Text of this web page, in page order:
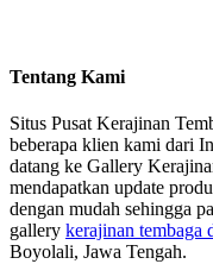
Tentang Kami
Situs Pusat Kerajinan
beberapa klien kami dari
datang ke Gallery
mendapatkan update
dengan mudah sehingga
gallery kerajinan tembaga
Boyolali, Jawa Tengah.